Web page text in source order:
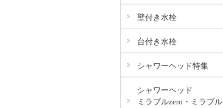
壁付き水栓
台付き水栓
シャワーヘッド特集
シャワーヘッド
ミラブルzero・ミラブル